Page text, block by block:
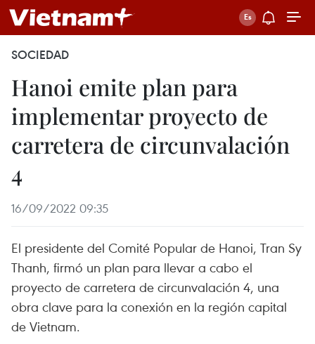
SOCIEDAD
Hanoi emite plan para
implementar proyecto de
carretera de circunvalación
4
16/09/2022 09:35
El presidente del Comité Popular de Hanoi, Tran Sy
Thanh, firmó un plan para llevar a cabo el
proyecto de carretera de circunvalación 4, una
obra clave para la conexión en la región capital
de Vietnam.